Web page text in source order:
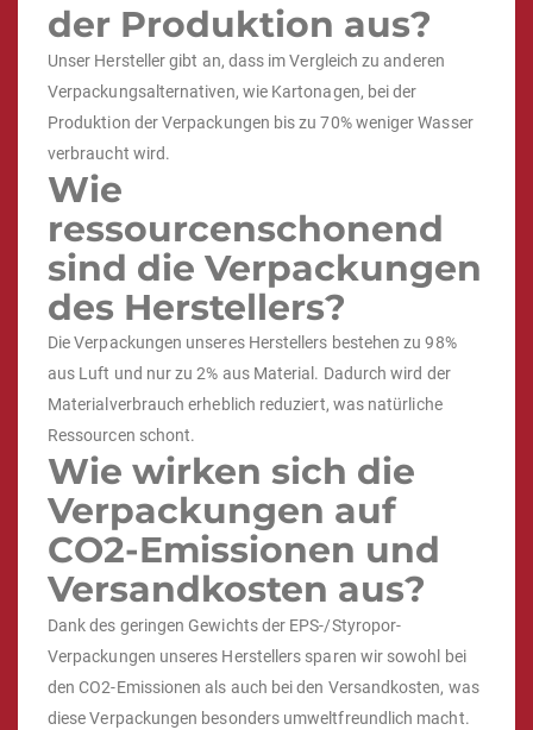
der Produktion aus?
Unser Hersteller gibt an, dass im Vergleich zu anderen
Verpackungsalternativen, wie Kartonagen, bei der
Produktion der Verpackungen bis zu 70% weniger Wasser
verbraucht wird.
Wie
ressourcenschonend
sind die Verpackungen
des Herstellers?
Die Verpackungen unseres Herstellers bestehen zu 98%
aus Luft und nur zu 2% aus Material. Dadurch wird der
Materialverbrauch erheblich reduziert, was natürliche
Ressourcen schont.
Wie wirken sich die
Verpackungen auf
CO2-Emissionen und
Versandkosten aus?
Dank des geringen Gewichts der EPS-/Styropor-
Verpackungen unseres Herstellers sparen wir sowohl bei
den CO2-Emissionen als auch bei den Versandkosten, was
diese Verpackungen besonders umweltfreundlich macht.